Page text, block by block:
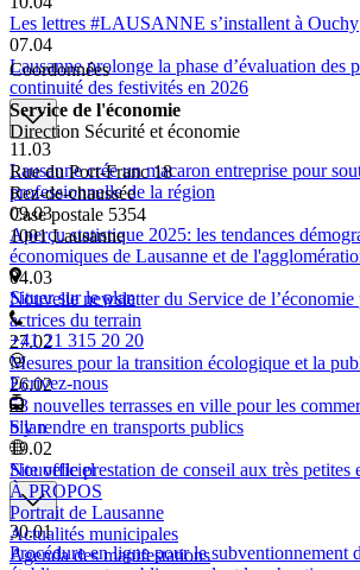
Les lettres #LAUSANNE s’installent à Ouchy
07.04
Lausanne prolonge la phase d’évaluation des
continuité des festivités en 2026
11.03
Lausanne crée un macaron entreprise pour
professionnelle de la région
09.03
Aperçu statistique 2025: les tendances
économiques de Lausanne et de
04.03
Nouvelle newsletter du Service de l’économie
actrices du terrain
27.02
Mesures pour la transition écologique et la
26.02
53 nouvelles terrasses en ville pour les
bilan
19.02
Nouvelle prestation de conseil aux très petites
30.01
Procédure en ligne pour le subventionnement
Coordonnées
Service de l'économie
Direction Sécurité et économie
Rue du Port-Franc 18
Rez-de-chaussée
Case postale 5354
1001 Lausanne
Situer sur le plan
+41 21 315 20 20
Ecrivez-nous
S'y rendre en transports publics
Site officiel
À PROPOS
Portrait de Lausanne
Actualités municipales
Agenda des manifestations